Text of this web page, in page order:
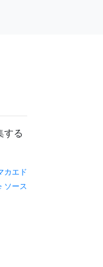
する
カエド
ソース